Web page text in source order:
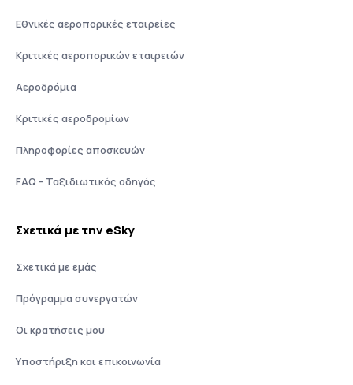
Εθνικές αεροπορικές εταιρείες
Κριτικές αεροπορικών εταιρειών
Αεροδρόμια
Κριτικές αεροδρομίων
Πληροφορίες αποσκευών
FAQ - Ταξιδιωτικός οδηγός
Σχετικά με την eSky
Σχετικά με εμάς
Πρόγραμμα συνεργατών
Οι κρατήσεις μου
Υποστήριξη και επικοινωνία